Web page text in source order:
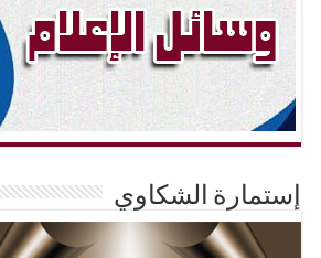
إستمارة الشكاوي